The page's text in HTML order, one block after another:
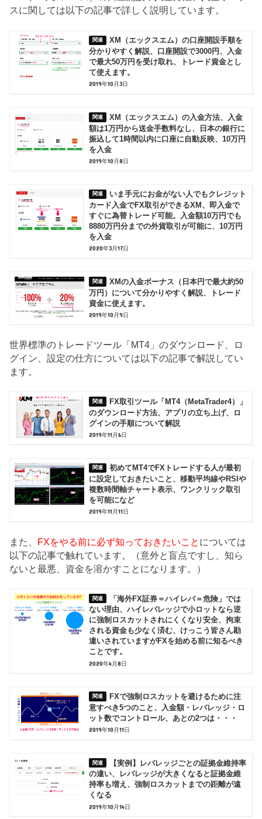
スに関しては以下の記事で詳しく説明しています。
XM（エックスエム）の口座開設手順を
分かりやすく解説、口座開設で3000円、入金
で最大50万円を受け取れ、トレード資金とし
て使えます。
2019年10月3日
XM（エックスエム）の入金方法、入金
額は1万円から送金手数料なし、日本の銀行に
振込して1時間以内に口座に自動反映、10万円
を入金
2019年10月8日
いま手元にお金がない人でもクレジット
カード入金でFX取引ができるXM、即入金で
すぐに為替トレード可能。入金額10万円でも
8880万円分までの外貨取引が可能に、10万円
を入金
2020年3月17日
XMの入金ボーナス（日本円で最大約50
万円）について分かりやすく解説、トレード
資金に使えます。
2019年10月9日
世界標準のトレードツール「MT4」のダウンロード、ロ
グイン、設定の仕方については以下の記事で解説してい
ます。
FX取引ツール「MT4（MetaTrader4）」
のダウンロード方法、アプリの立ち上げ、ロ
グインの手順について解説
2019年11月6日
初めてMT4でFXトレードする人が最初
に設定しておきたいこと、移動平均線やRSIや
複数時間軸チャート表示、ワンクリック取引
を可能になど
2019年11月11日
また、 FXをやる前に必ず知っておきたいこと については
以下の記事で触れています。（意外と盲点ですし、知ら
ないと最悪、資金を溶かすことになります。）
「海外FX証券＝ハイレバ＝危険」では
ない理由、ハイレバレッジで小ロットなら逆
に強制ロスカットされにくくなり安全、拘束
される資金も少なく済む、けっこう皆さん勘
違いされていますがFXを始める前に知るべき
ことです。
2020年4月8日
FXで強制ロスカットを避けるために注
意すべき5つのこと、入金額・レバレッジ・ロ
ット数でコントロール、あとの2つは・・・
2019年10月11日
【実例】レバレッジごとの証拠金維持率
の違い、レバレッジが大きくなると証拠金維
持率も増え、強制ロスカットまでの距離が遠
くなる
2019年10月14日